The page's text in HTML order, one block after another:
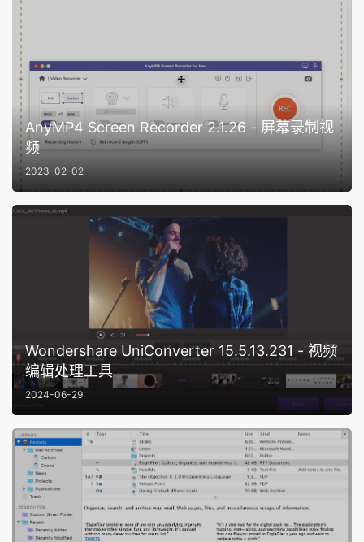
AnyMP4 Screen Recorder 2.1.26 - 屏幕录制视
频
2023-02-02
Wondershare UniConverter 15.5.13.231 - 视频
编辑处理工具
2024-06-29